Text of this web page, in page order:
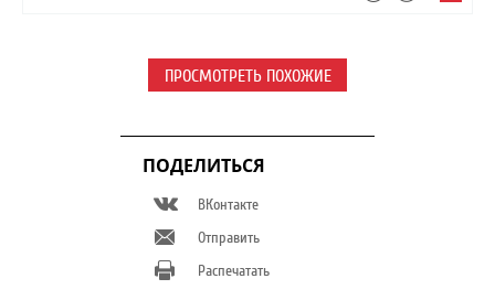
ПРОСМОТРЕТЬ ПОХОЖИЕ
ПОДЕЛИТЬСЯ
ВКонтакте
Отправить
Распечатать